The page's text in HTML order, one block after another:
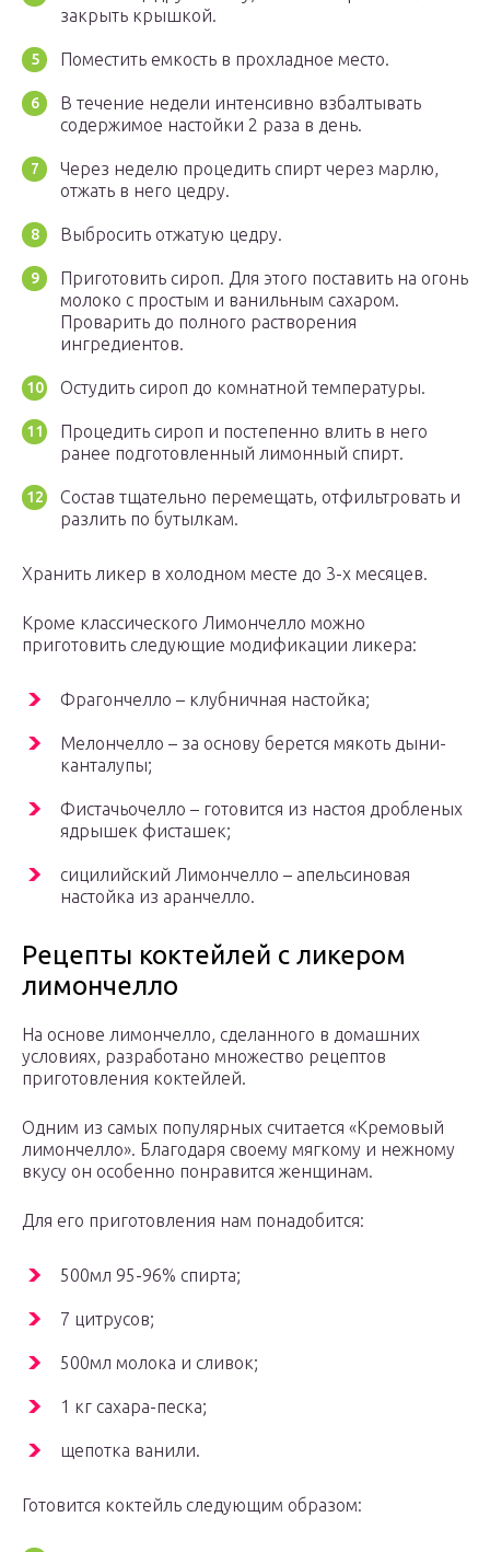
закрыть крышкой.
Поместить емкость в прохладное место.
В течение недели интенсивно взбалтывать
содержимое настойки 2 раза в день.
Через неделю процедить спирт через марлю,
отжать в него цедру.
Выбросить отжатую цедру.
Приготовить сироп. Для этого поставить на огонь
молоко с простым и ванильным сахаром.
Проварить до полного растворения
ингредиентов.
Остудить сироп до комнатной температуры.
Процедить сироп и постепенно влить в него
ранее подготовленный лимонный спирт.
Состав тщательно перемещать, отфильтровать и
разлить по бутылкам.
Хранить ликер в холодном месте до 3-х месяцев.
Кроме классического Лимончелло можно
приготовить следующие модификации ликера:
Фрагончелло – клубничная настойка;
Мелончелло – за основу берется мякоть дыни-
канталупы;
Фистачьочелло – готовится из настоя дробленых
ядрышек фисташек;
сицилийский Лимончелло – апельсиновая
настойка из аранчелло.
Рецепты коктейлей с ликером
лимончелло
На основе лимончелло, сделанного в домашних
условиях, разработано множество рецептов
приготовления коктейлей.
Одним из самых популярных считается «Кремовый
лимончелло». Благодаря своему мягкому и нежному
вкусу он особенно понравится женщинам.
Для его приготовления нам понадобится:
500мл 95-96% спирта;
7 цитрусов;
500мл молока и сливок;
1 кг сахара-песка;
щепотка ванили.
Готовится коктейль следующим образом: